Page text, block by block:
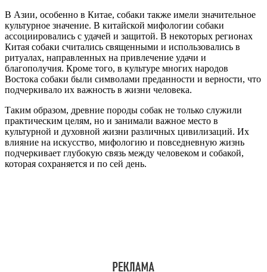
В Азии, особенно в Китае, собаки также имели значительное
культурное значение. В китайской мифологии собаки
ассоциировались с удачей и защитой. В некоторых регионах
Китая собаки считались священными и использовались в
ритуалах, направленных на привлечение удачи и
благополучия. Кроме того, в культуре многих народов
Востока собаки были символами преданности и верности, что
подчеркивало их важность в жизни человека.
Таким образом, древние породы собак не только служили
практическим целям, но и занимали важное место в
культурной и духовной жизни различных цивилизаций. Их
влияние на искусство, мифологию и повседневную жизнь
подчеркивает глубокую связь между человеком и собакой,
которая сохраняется и по сей день.